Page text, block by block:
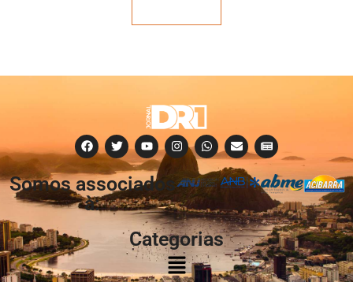
Somos associados
à:
Categorias